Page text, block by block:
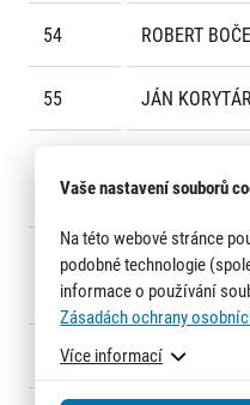
Informace o webu
Všeobecné smluvní
Informace o cookies
Podmínky GDPR
54 ROBERT
55 JÁN KORYTÁR
STUBER
57
MIROSLAV
KUBÁLEK
58 PETR JINDRA
Vaše nastavení souborů
Na této webové stránce
podobné technologie
informace o používání
Zásadách ochrany
Více informací